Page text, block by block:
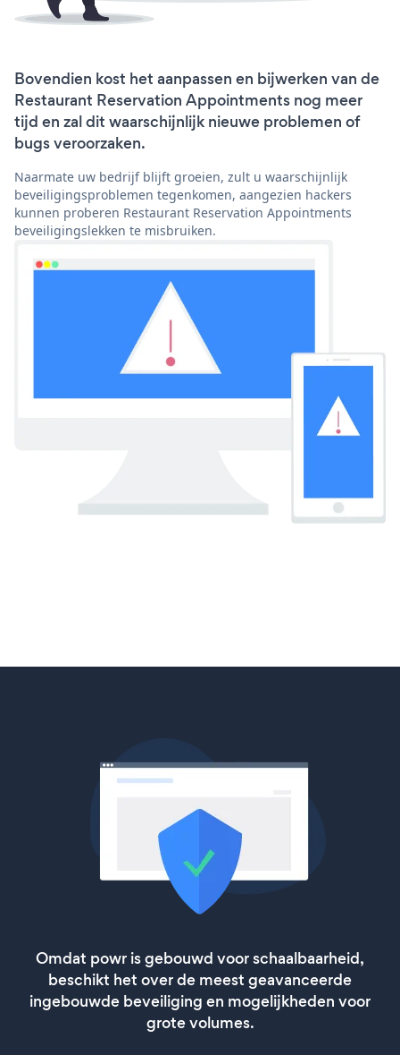
Bovendien kost het aanpassen en bijwerken van de
Restaurant Reservation Appointments nog meer
tijd en zal dit waarschijnlijk nieuwe problemen of
bugs veroorzaken.
Naarmate uw bedrijf blijft groeien, zult u waarschijnlijk
beveiligingsproblemen tegenkomen, aangezien hackers
kunnen proberen Restaurant Reservation Appointments
beveiligingslekken te misbruiken.
Omdat powr is gebouwd voor schaalbaarheid,
beschikt het over de meest geavanceerde
ingebouwde beveiliging en mogelijkheden voor
grote volumes.